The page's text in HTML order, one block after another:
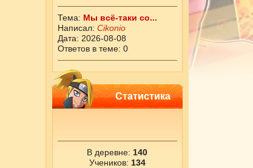
Тема: Мы всё-таки со...
Написал: Cikоnio
Дата: 2026-08-08
Ответов в теме: 0
Статистика
В деревне: 140
Учеников: 134